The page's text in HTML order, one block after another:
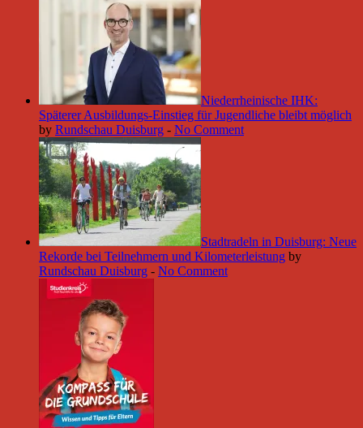
Niederrheinische IHK:
Späterer Ausbildungs-Einstieg für Jugendliche bleibt möglich
by Rundschau Duisburg - No Comment
Stadtradeln in Duisburg: Neue
Rekorde bei Teilnehmern und Kilometerleistung by
Rundschau Duisburg - No Comment